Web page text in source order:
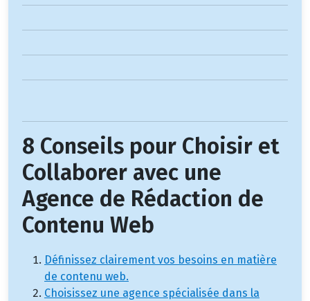
8 Conseils pour Choisir et
Collaborer avec une
Agence de Rédaction de
Contenu Web
Définissez clairement vos besoins en matière
de contenu web.
Choisissez une agence spécialisée dans la